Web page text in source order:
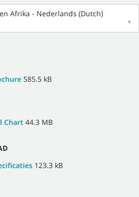
Afrika - Nederlands (Dutch)
▼
585.5 kB
Chart 44.3 MB
123.3 kB